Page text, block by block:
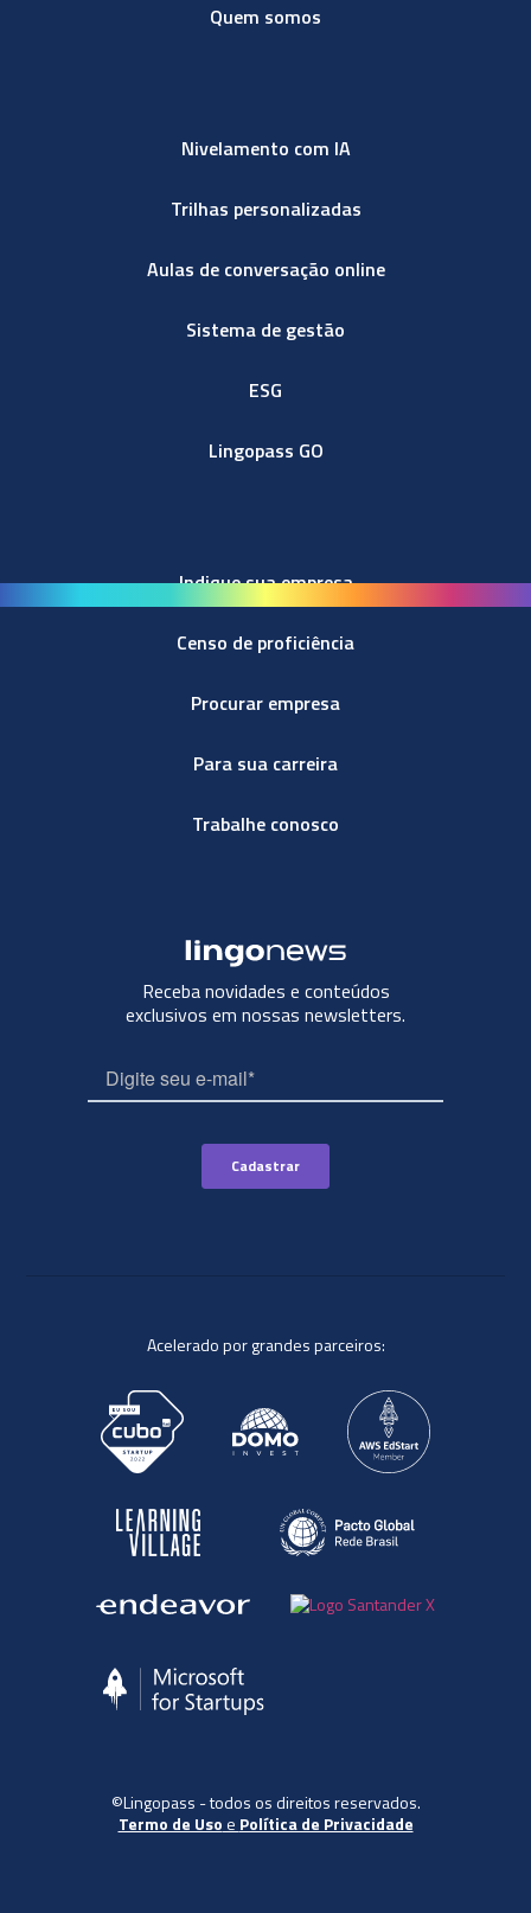
Quem somos
Nivelamento com IA
Trilhas personalizadas
Aulas de conversação online
Sistema de gestão
ESG
Lingopass GO
Indique sua empresa
Censo de proficiência
Procurar empresa
Para sua carreira
Trabalhe conosco
Receba novidades e conteúdos
exclusivos em nossas newsletters.
Acelerado por grandes parceiros:
©Lingopass - todos os direitos reservados.
Termo de Uso e Política de Privacidade